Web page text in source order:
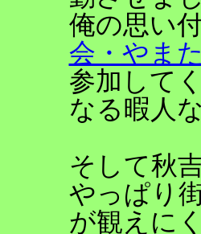
俺の思い
会・やま
参加して
なる暇人
そして秋
やっぱり
が観えに